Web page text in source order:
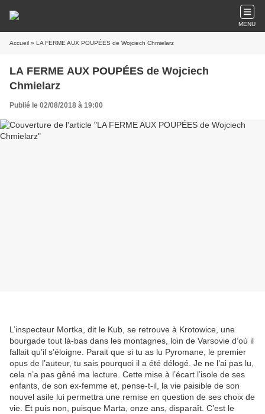
MENU
Accueil » LA FERME AUX POUPÉES de Wojciech Chmielarz
LA FERME AUX POUPÉES de Wojciech
Chmielarz
Publié le 02/08/2018 à 19:00
L’inspecteur Mortka, dit le Kub, se retrouve à Krotowice, une
bourgade tout là-bas dans les montagnes, loin de Varsovie d’où il
fallait qu’il s’éloigne. Parait que si tu as lu Pyromane, le premier
opus de l’auteur, tu sais pourquoi il a été délogé. Je ne l’ai pas lu,
cela n’a pas gêné ma lecture. Cette mise à l’écart l’isole de ses
enfants, de son ex-femme et, pense-t-il, la vie paisible de son
nouvel asile lui permettra une remise en question de ses choix de
vie. Et puis non, puisque Marta, onze ans, disparaît. C’est le